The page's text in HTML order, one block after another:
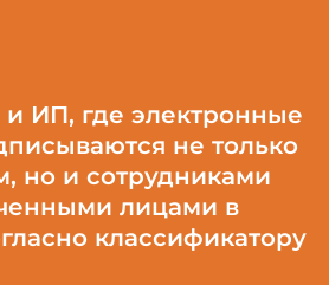
ИП, где электронные
не только
но и сотрудниками
лицами в
классификатору